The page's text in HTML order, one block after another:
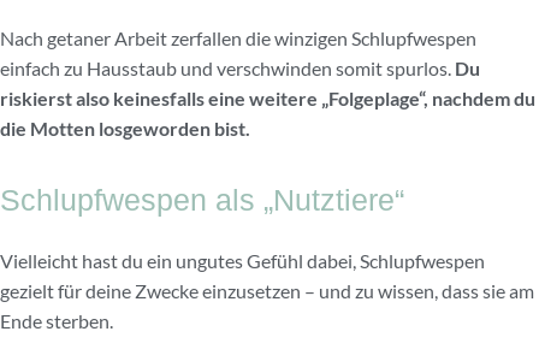
Nach getaner Arbeit zerfallen die winzigen Schlupfwespen
einfach zu Hausstaub und verschwinden somit spurlos. Du
riskierst also keinesfalls eine weitere „Folgeplage“, nachdem du
die Motten losgeworden bist.
Schlupfwespen als „Nutztiere“
Vielleicht hast du ein ungutes Gefühl dabei, Schlupfwespen
gezielt für deine Zwecke einzusetzen – und zu wissen, dass sie am
Ende sterben.